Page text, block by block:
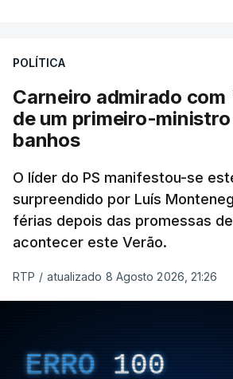
POLÍTICA
Carneiro admirado
de um primeiro-
banhos
O líder do PS manifestou-se
surpreendido por Luís
férias depois das promessas
acontecer este Verão.
RTP / atualizado 8 Agosto 2026, 21:26
ERRO 100